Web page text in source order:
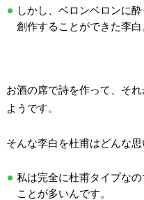
しかし、ベロンベロンに
創作することができた李白
お酒の席で詩を作って、そ
ようです。
そんな李白を杜甫はどんな
私は完全に杜甫タイプな
ことが多いんです。